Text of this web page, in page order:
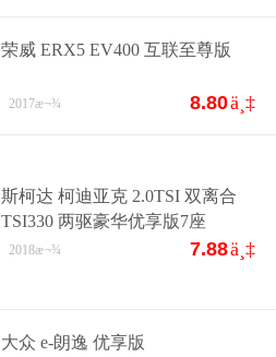
荣威 ERX5 EV400 互联至尊版
8.80ä¸‡
2017æ¬¾
斯柯达 柯迪亚克 2.0TSI 双离合
TSI330 两驱豪华优享版7座
7.88ä¸‡
2018æ¬¾
大众 e-朗逸 优享版